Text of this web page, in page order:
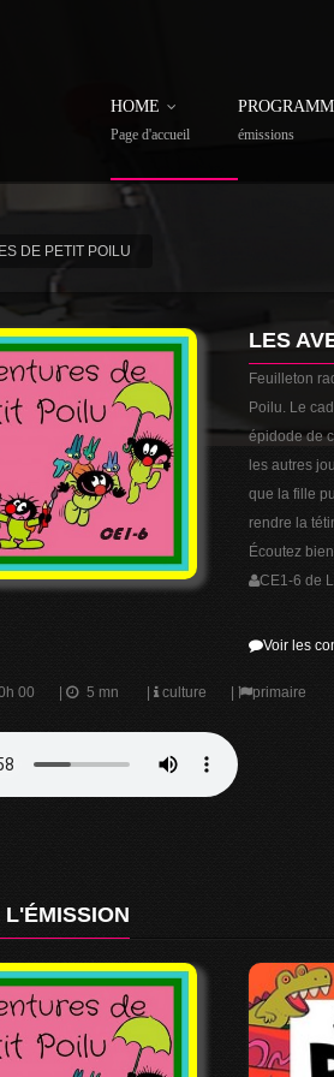
HOME
Page d'accueil émissions
DE PETIT POILU
LES
Feuilleton
Poilu. Le
épidode de
les autres
que la fille
rendre la
Écoutez
CE1-6 de
Voir les
00 5 mn culture primaire
L'ÉMISSION